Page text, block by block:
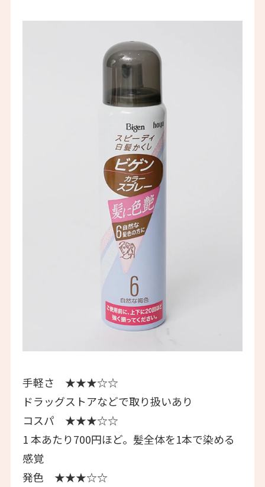
手軽さ ★★★☆☆
ドラッグストアなどで取り扱いあり
コスパ ★★★☆☆
1 本あたり700円ほど。髪全体を1本で染める
感覚
発色 ★★★☆☆